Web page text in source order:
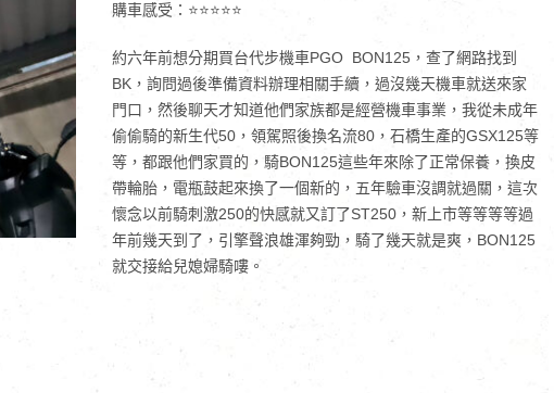
購車感受：⭐⭐⭐⭐⭐
約六年前想分期買台代步機車PGO BON125，查了網路找到
BK，詢問過後準備資料辦理相關手續，過沒幾天機車就送來家
門口，然後聊天才知道他們家族都是經營機車事業，我從未成年
偷偷騎的新生代50，領駕照後換名流80，石橋生產的GSX125等
等，都跟他們家買的，騎BON125這些年來除了正常保養，換皮
帶輪胎，電瓶鼓起來換了一個新的，五年驗車沒調就過關，這次
懷念以前騎刺激250的快感就又訂了ST250，新上市等等等等過
年前幾天到了，引擎聲浪雄渾夠勁，騎了幾天就是爽，BON125
就交接給兒媳婦騎嘍。